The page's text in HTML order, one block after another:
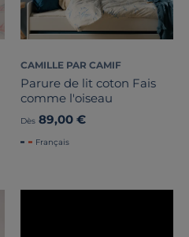
CAMILLE PAR CAMIF
Parure de lit coton Fais
comme l'oiseau
Dès 89,00 €
Français